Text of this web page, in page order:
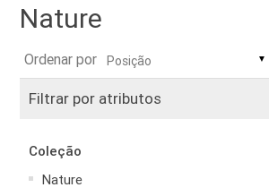
Nature
Ordenar por ▼
Filtrar por atributos
Coleção
Nature